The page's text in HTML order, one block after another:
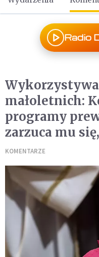
Radio
małoletnich:
programy
zarzuca mu
KOMENTARZE